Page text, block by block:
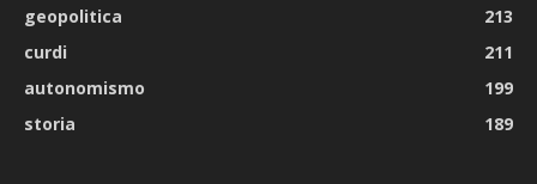
geopolitica
213
curdi
211
autonomismo
199
storia
189